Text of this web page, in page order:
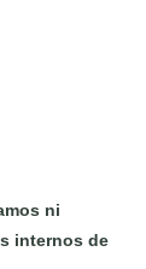
ni
internos de